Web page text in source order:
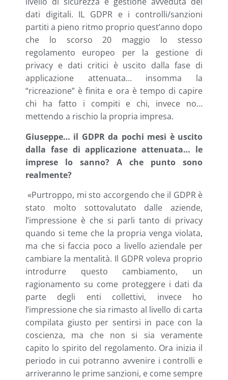
dati digitali. IL GDPR e i controlli/sanzioni
partiti a pieno ritmo proprio quest’anno dopo
che lo scorso 20 maggio lo stesso
regolamento europeo per la gestione di
privacy e dati critici è uscito dalla fase di
applicazione attenuata… insomma la
“ricreazione” è finita e ora è tempo di capire
chi ha fatto i compiti e chi, invece no…
mettendo a rischio la propria impresa.
Giuseppe… il GDPR da pochi mesi è uscito
dalla fase di applicazione attenuata… le
imprese lo sanno? A che punto sono
realmente?
«Purtroppo, mi sto accorgendo che il GDPR è
stato molto sottovalutato dalle aziende,
l’impressione è che si parli tanto di privacy
quando si teme che la propria venga violata,
ma che si faccia poco a livello aziendale per
cambiare la mentalità. Il GDPR voleva proprio
introdurre questo cambiamento, un
ragionamento su come proteggere i dati da
parte degli enti collettivi, invece ho
l’impressione che sia rimasto al livello di carta
compilata giusto per sentirsi in pace con la
coscienza, ma che non si sia veramente
capito lo spirito del regolamento. Ora inizia il
periodo in cui potranno avvenire i controlli e
arriveranno le prime sanzioni, e come sempre